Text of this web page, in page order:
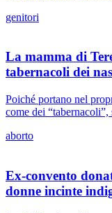
genitori
La mamma di
tabernacoli dei
Poiché portano nel
come dei
aborto
Ex-convento
donne incinte